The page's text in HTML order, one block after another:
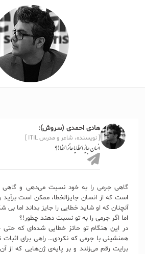
هادی احمدی (سروش):
[ نویسنده، شاعر و مدرس ITIL ]
انسان جایزالخطا یا حائز‌الخطا!؟
گاهی جرمی را به خود نسبت می‌دهی و گاهی
است که از انسان جایز‌الخطا، ممکن است
آنچنان که او شاید خطایی را جایز بداند اما بی
اما اگر جرمی را به تو نسبت دهند چطور!؟
در این هنگام تو حائز خطایی شده‌ای که حتی
همنشینی با جرمی که نکردی… راهی برای اثبات
برایت رقم می‌زنند و بر پایه‌ی ژن‌هایی که از